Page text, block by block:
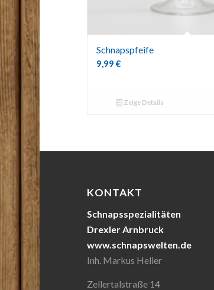
Schnapspfeife
9,99€
Zeige Details
KONTAKT
Schnapsspezialitäten
Drexler Arnbruck
www.schnapswelten.de
Inh. Markus Heller
Zellertalstraße 14